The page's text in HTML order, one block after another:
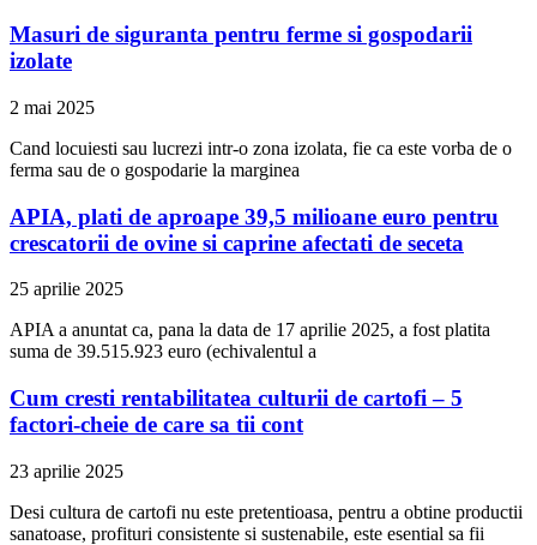
Masuri de siguranta pentru ferme si gospodarii
izolate
2 mai 2025
Cand locuiesti sau lucrezi intr-o zona izolata, fie ca este vorba de o
ferma sau de o gospodarie la marginea
APIA, plati de aproape 39,5 milioane euro pentru
crescatorii de ovine si caprine afectati de seceta
25 aprilie 2025
APIA a anuntat ca, pana la data de 17 aprilie 2025, a fost platita
suma de 39.515.923 euro (echivalentul a
Cum cresti rentabilitatea culturii de cartofi – 5
factori-cheie de care sa tii cont
23 aprilie 2025
Desi cultura de cartofi nu este pretentioasa, pentru a obtine productii
sanatoase, profituri consistente si sustenabile, este esential sa fii